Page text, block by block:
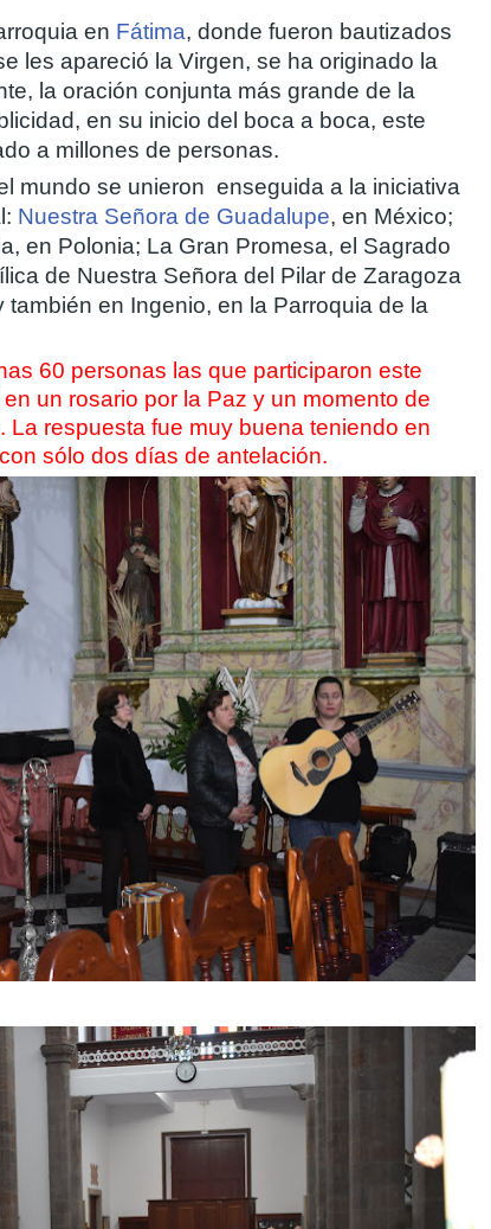
en Fátima, donde fueron bautizados
les apareció la Virgen, se ha originado la
la oración conjunta más grande de la
en su inicio del boca a boca, este
a millones de personas.
mundo se unieron enseguida a la iniciativa
Nuestra Señora de Guadalupe, en México;
en Polonia; La Gran Promesa, el Sagrado
de Nuestra Señora del Pilar de Zaragoza
también en Ingenio, en la Parroquia de la
60 personas las que participaron este
un rosario por la Paz y un momento de
La respuesta fue muy buena teniendo en
sólo dos días de antelación.